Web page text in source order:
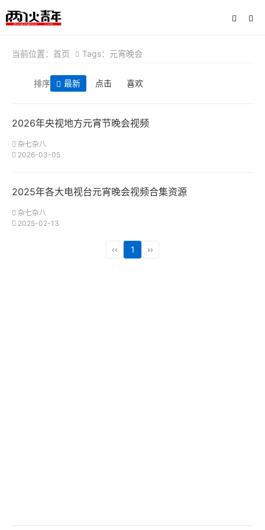
当前位置： 首页 Tags：元宵晚会
排序 最新 点击 喜欢
2026年央视地方元宵节晚会视频
杂七杂八
2026-03-05
2025年各大电视台元宵晚会视频合集资源
杂七杂八
2025-02-13
‹‹ 1 ››